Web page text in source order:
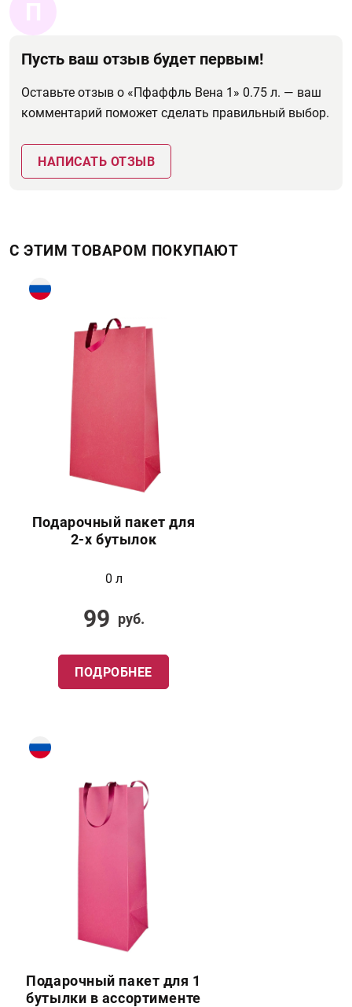
П
Пусть ваш отзыв будет первым!
Оставьте отзыв о «Пфаффль Вена 1» 0.75 л. — ваш
комментарий поможет сделать правильный выбор.
НАПИСАТЬ ОТЗЫВ
С ЭТИМ ТОВАРОМ ПОКУПАЮТ
Подарочный пакет для
2-х бутылок
0 л
99 руб.
ПОДРОБНЕЕ
Подарочный пакет для 1
бутылки в ассортименте